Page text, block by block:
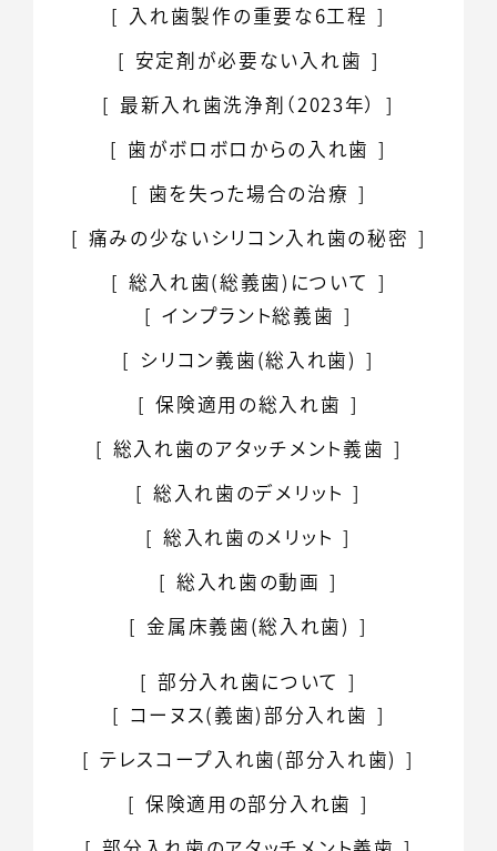
入れ歯製作の重要な6工程
安定剤が必要ない 入れ歯
最新入れ歯洗浄剤（2023年）
歯がボロボロからの入れ歯
歯を失った場合の治療
痛みの少ないシリコン入れ歯の秘密
総入れ歯(総義歯)について
インプラント総義歯
シリコン義歯(総入れ歯)
保険適用の総入れ歯
総入れ歯のアタッチメント義歯
総入れ歯のデメリット
総入れ歯のメリット
総入れ歯の動画
金属床義歯(総入れ歯)
部分入れ歯について
コーヌス(義歯)部分入れ歯
テレスコープ入れ歯(部分入れ歯)
保険適用の部分入れ歯